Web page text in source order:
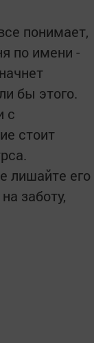
понимает,
по имени -
бы этого.
с
стоит
лишайте его
заботу,